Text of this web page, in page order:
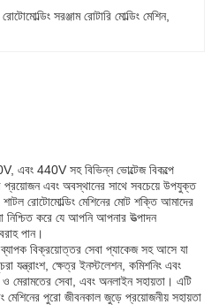
রোটোমোল্ডিং সরঞ্জাম রোটারি মোল্ডিং মেশিন,
এবং 440V সহ বিভিন্ন ভোল্টেজ বিকল্পে
এবং অবস্থানের সাথে সবচেয়ে উপযুক্ত
রোটোমোল্ডিং মেশিনের মোট শক্তি আমাদের
যা নিশ্চিত করে যে আপনি আপনার উত্পাদন
পান।
বিক্রয়োত্তর সেবা প্যাকেজ সহ আসে যা
যন্ত্রাংশ, ক্ষেত্র ইনস্টলেশন, কমিশনিং এবং
ও মেরামতের সেবা, এবং অনলাইন সহায়তা। এটি
মেশিনের পুরো জীবনকাল জুড়ে প্রয়োজনীয় সহায়তা